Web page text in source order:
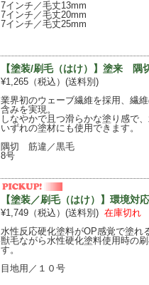
7インチ／毛丈13mm
7インチ／毛丈20mm
7インチ／毛丈25mm
【塗装/刷毛（はけ）】塗来
¥1,265（税込） (送料別)
業界初のウェーブ繊維を採用、繊
含みを実現。
しなやかで且つ滑らかな塗り感で
いずれの塗材にも使用できます。
隅切 筋違／黒毛
8号
【塗装／刷毛（はけ）】環境対
¥1,749（税込） (送料別) 在庫切れ
水性反応硬化塗料がOP感覚で塗れ
獣毛ながら水性硬化塗料使用時の
す。
目地用／１０号